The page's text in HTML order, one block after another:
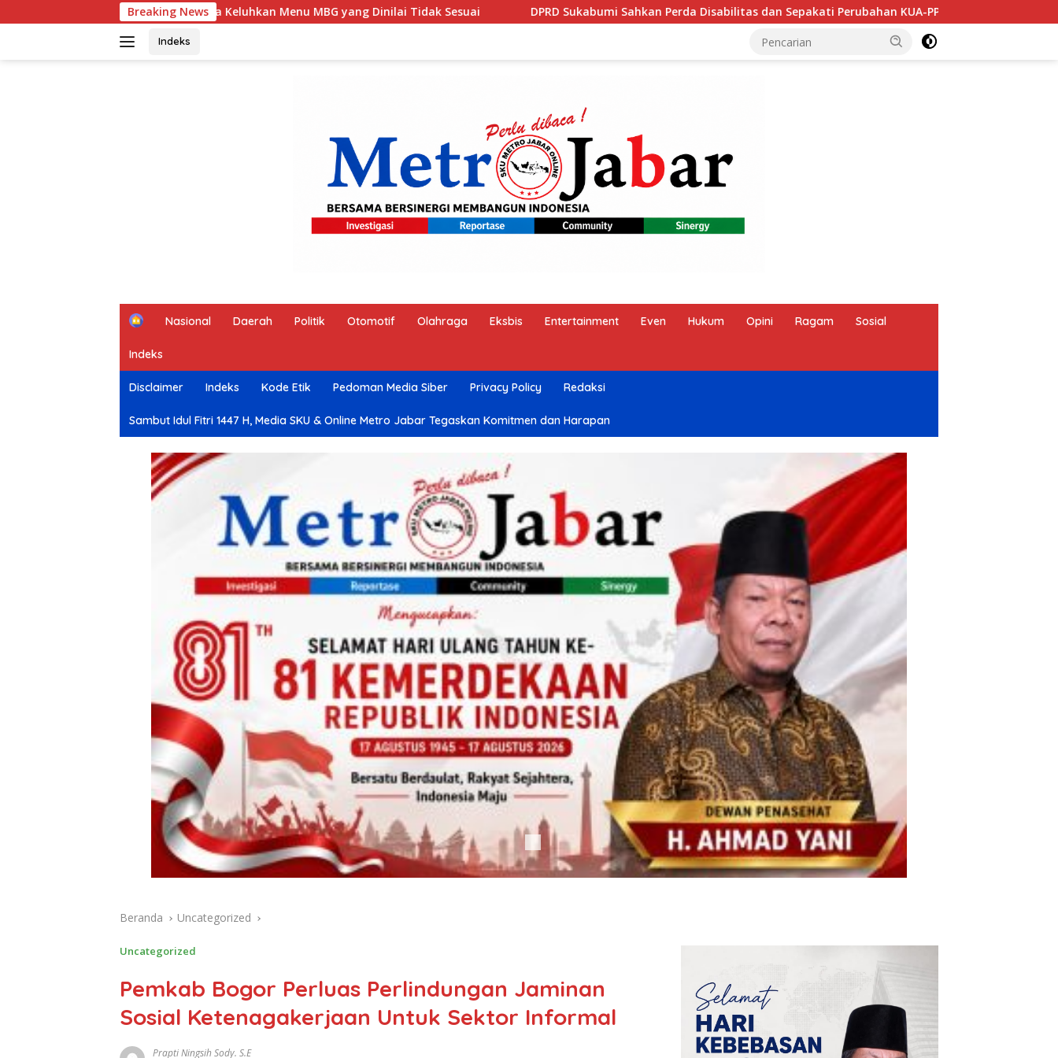
ke
Breaking News
Keluhkan Menu MBG yang Dinilai Tidak Sesuai DPRD Sukabumi Sahkan Perda Disabilitas dan Sepakati Perubahan KUA-PPAS 2026 BSMSS 2026 Resmi Ditutup, Kodim 0610/
Indeks
H
m
e
Nasional Daerah Politik Otomotif Olahraga Eksbis Entertainment Even Hukum Opini Ragam Sosial
Indeks
Disclaimer Indeks Kode Etik Pedoman Media Siber Privacy Policy Redaksi
Sambut Idul Fitri 1447 H, Media SKU & Online Metro Jabar Tegaskan Komitmen dan Harapan
Sosial Ketenagakerjaan Untuk Sektor Informal
Juni 20, 2026